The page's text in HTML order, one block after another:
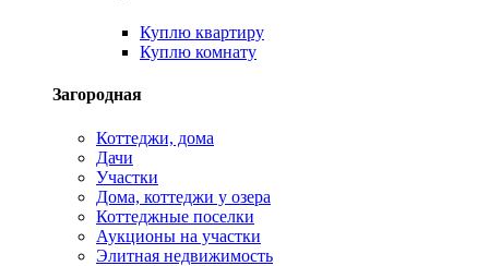
Куплю квартиру
Куплю комнату
Загородная
Коттеджи, дома
Дачи
Участки
Дома, коттеджи у озера
Коттеджные поселки
Аукционы на участки
Элитная недвижимость